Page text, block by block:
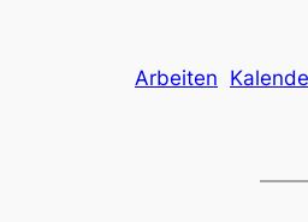
Arbeiten